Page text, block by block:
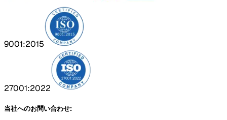
9001:2015
27001:2022
当社へのお問い合わせ: